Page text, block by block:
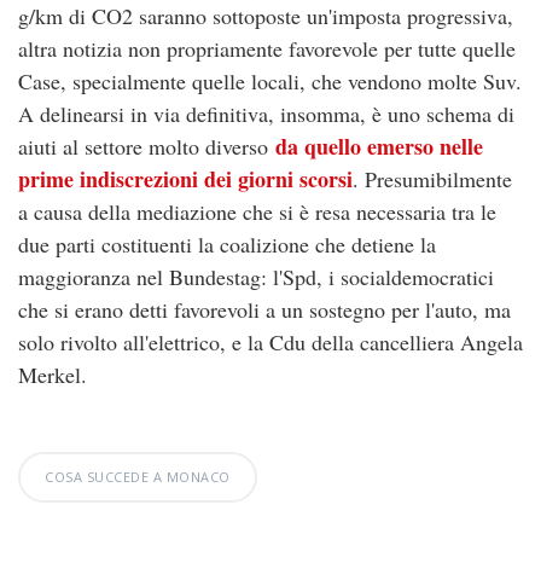
g/km di CO2 saranno sottoposte un'imposta progressiva,
altra notizia non propriamente favorevole per tutte quelle
Case, specialmente quelle locali, che vendono molte Suv.
A delinearsi in via definitiva, insomma, è uno schema di
aiuti al settore molto diverso da quello emerso nelle
prime indiscrezioni dei giorni scorsi. Presumibilmente
a causa della mediazione che si è resa necessaria tra le
due parti costituenti la coalizione che detiene la
maggioranza nel Bundestag: l'Spd, i socialdemocratici
che si erano detti favorevoli a un sostegno per l'auto, ma
solo rivolto all'elettrico, e la Cdu della cancelliera Angela
Merkel.
COSA SUCCEDE A MONACO